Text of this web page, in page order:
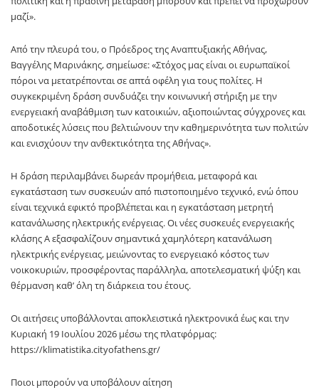
μαζί».
Από την πλευρά του, ο Πρόεδρος της Αναπτυξιακής Αθήνας,
Βαγγέλης Μαρινάκης, σημείωσε: «Στόχος μας είναι οι ευρωπαϊκοί
πόροι να μετατρέπονται σε απτά οφέλη για τους πολίτες. Η
συγκεκριμένη δράση συνδυάζει την κοινωνική στήριξη με την
ενεργειακή αναβάθμιση των κατοικιών, αξιοποιώντας σύγχρονες και
αποδοτικές λύσεις που βελτιώνουν την καθημερινότητα των πολιτών
και ενισχύουν την ανθεκτικότητα της Αθήνας».
Η δράση περιλαμβάνει δωρεάν προμήθεια, μεταφορά και
εγκατάσταση των συσκευών από πιστοποιημένο τεχνικό, ενώ όπου
είναι τεχνικά εφικτό προβλέπεται και η εγκατάσταση μετρητή
κατανάλωσης ηλεκτρικής ενέργειας. Οι νέες συσκευές ενεργειακής
κλάσης Α εξασφαλίζουν σημαντικά χαμηλότερη κατανάλωση
ηλεκτρικής ενέργειας, μειώνοντας το ενεργειακό κόστος των
νοικοκυριών, προσφέροντας παράλληλα, αποτελεσματική ψύξη και
θέρμανση καθ’ όλη τη διάρκεια του έτους.
Οι αιτήσεις υποβάλλονται αποκλειστικά ηλεκτρονικά έως και την
Κυριακή 19 Ιουλίου 2026 μέσω της πλατφόρμας:
https://klimatistika.cityofathens.gr/
Ποιοι μπορούν να υποβάλουν αίτηση